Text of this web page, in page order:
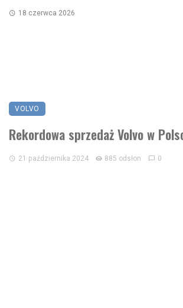
18 czerwca 2026
VOLVO
Rekordowa sprzedaż Volvo w
21 października 2024 885 odsłon 0